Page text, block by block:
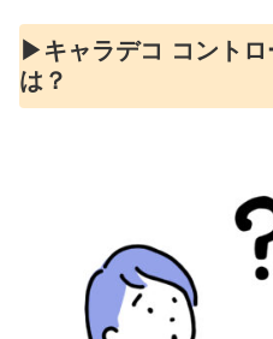
▶︎キャラデコ コント
は？